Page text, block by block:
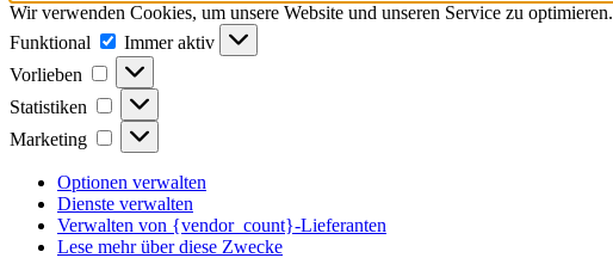
Wir verwenden Cookies, um unsere Website und unseren Service zu optimieren.
Funktional
Funktional
Immer aktiv
Vorlieben
Vorlieben
Statistiken Statistiken
Marketing Marketing
Optionen verwalten
Dienste verwalten
Verwalten von {vendor_count}-Lieferanten
Lese mehr über diese Zwecke